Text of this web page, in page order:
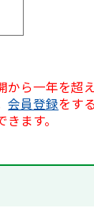
から一年を超
会員登録をす
ます。